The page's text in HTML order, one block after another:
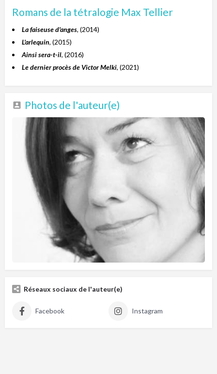
Romans de la tétralogie Max Tellier
La faiseuse d'anges, (2014)
L'arlequin, (2015)
Ainsi sera-t-il, (2016)
Le dernier procès de Victor Melki, (2021)
Photos de l'auteur(e)
Réseaux sociaux de l'auteur(e)
Facebook Instagram